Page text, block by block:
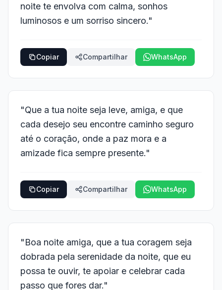
noite te envolva com calma, sonhos
luminosos e um sorriso sincero."
Copiar Compartilhar WhatsApp
"Que a tua noite seja leve, amiga, e que
cada desejo seu encontre caminho seguro
até o coração, onde a paz mora e a
amizade fica sempre presente."
Copiar Compartilhar WhatsApp
"Boa noite amiga, que a tua coragem seja
dobrada pela serenidade da noite, que eu
possa te ouvir, te apoiar e celebrar cada
passo que fores dar."